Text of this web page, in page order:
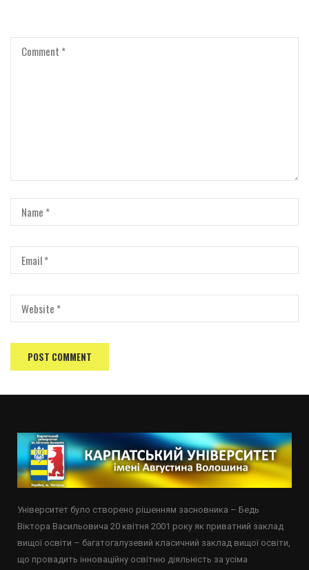
Університет було створено рішенням засновника – Бедь
Віктора Васильовича 20 квітня 2001 року як приватний заклад
вищої освіти – багатогалузевий класичний заклад вищої освіти,
що провадить інноваційну освітню діяльність за усіма